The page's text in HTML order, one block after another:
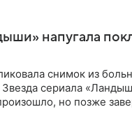
напугала
снимок из
сериала
но позже